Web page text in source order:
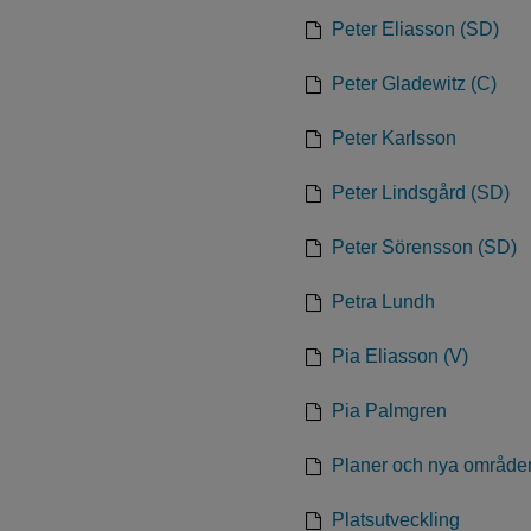
Peter Eliasson (SD)
Peter Gladewitz (C)
Peter Karlsson
Peter Lindsgård (SD)
Peter Sörensson (SD)
Petra Lundh
Pia Eliasson (V)
Pia Palmgren
Planer och nya
Platsutveckling